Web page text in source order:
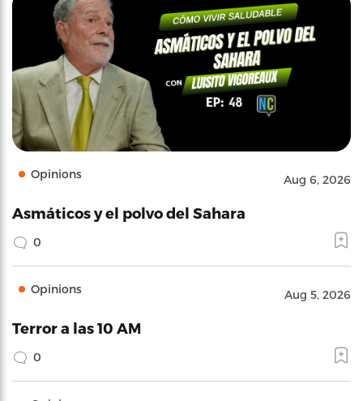
Opinions Aug 6, 2026
Asmáticos y el polvo del Sahara
0
Opinions Aug 5, 2026
Terror a las 10 AM
0